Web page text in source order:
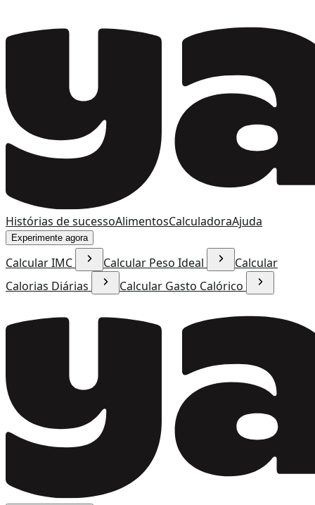
Histórias de sucessoAlimentosCalculadoraAjuda
Experimente agora
Calcular IMC Calcular Peso Ideal
Calcular
Calorias Diárias
Calcular Gasto Calórico